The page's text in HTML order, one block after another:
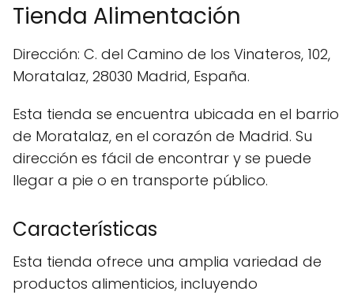
Tienda Alimentación
Dirección: C. del Camino de los Vinateros, 102,
Moratalaz, 28030 Madrid, España.
Esta tienda se encuentra ubicada en el barrio
de Moratalaz, en el corazón de Madrid. Su
dirección es fácil de encontrar y se puede
llegar a pie o en transporte público.
Características
Esta tienda ofrece una amplia variedad de
productos alimenticios, incluyendo